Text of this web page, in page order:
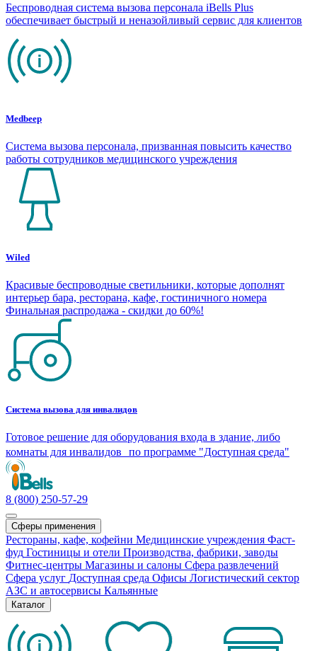
Беспроводная система вызова персонала iBells Plus
обеспечивает быстрый и неназойливый сервис для клиентов
Medbeep
Система вызова персонала, призванная повысить качество
работы сотрудников медицинского учреждения
Wiled
Красивые беспроводные светильники, которые дополнят
интерьер бара, ресторана, кафе, гостиничного номера
Финальная распродажа - скидки до 60%!
Система вызова для инвалидов
Готовое решение для оборудования входа в здание, либо
комнаты для инвалидов по программе "Доступная среда"
8 (800) 250-57-29
Сферы применения
Рестораны, кафе, кофейни Медицинские учреждения Фаст-
фуд Гостиницы и отели Производства, фабрики, заводы
Фитнес-центры Магазины и салоны Сфера развлечений
Сфера услуг Доступная среда Офисы Логистический сектор
АЗС и автосервисы Кальянные
Каталог